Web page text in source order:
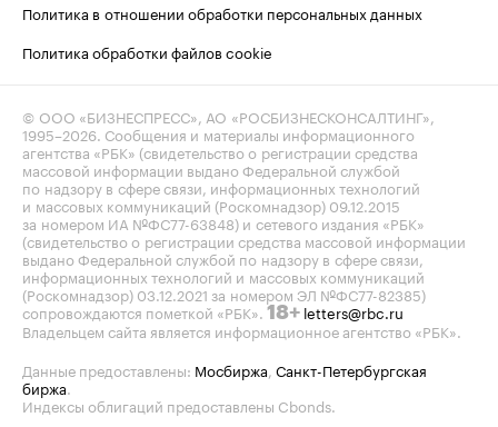
Политика в отношении обработки персональных данных
Политика обработки файлов cookie
© ООО «БИЗНЕСПРЕСС», АО «РОСБИЗНЕСКОНСАЛТИНГ»,
1995–2026. Сообщения и материалы информационного
агентства «РБК» (свидетельство о регистрации средства
массовой информации выдано Федеральной службой
по надзору в сфере связи, информационных технологий
и массовых коммуникаций (Роскомнадзор) 09.12.2015
за номером ИА №ФС77-63848) и сетевого издания «РБК»
(свидетельство о регистрации средства массовой информации
выдано Федеральной службой по надзору в сфере связи,
информационных технологий и массовых коммуникаций
(Роскомнадзор) 03.12.2021 за номером ЭЛ №ФС77-82385)
сопровождаются пометкой «РБК». 18+ letters@rbc.ru
Владельцем сайта является информационное агентство «РБК».
Данные предоставлены: Мосбиржа, Санкт-Петербургская
биржа.
Индексы облигаций предоставлены Cbonds.